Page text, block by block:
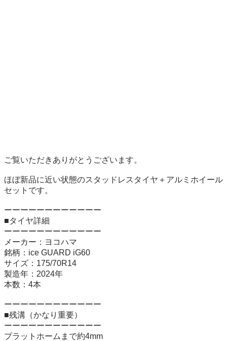
ご覧いただきありがとうございます。
ほぼ新品に近い状態のスタッドレスタイヤ＋アルミホイール
セットです。
ーーーーーーーーーーーー
■タイヤ詳細
ーーーーーーーーーーーー
メーカー：ヨコハマ
銘柄：ice GUARD iG60
サイズ：175/70R14
製造年：2024年
本数：4本
ーーーーーーーーーーーー
■残溝（かなり重要）
ーーーーーーーーーーーー
プラットホームまで約4mm